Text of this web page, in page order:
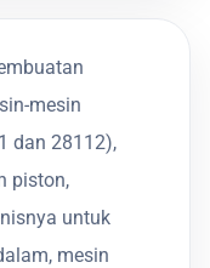
mesin
dan 28112),
piston,
untuk
mesin